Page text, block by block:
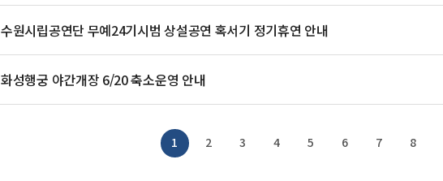
수원시립공연단 무예24기시범 상설공연 혹서기 정기휴연 안내
화성행궁 야간개장 6/20 축소운영 안내
1 2 3 4 5 6 7 8